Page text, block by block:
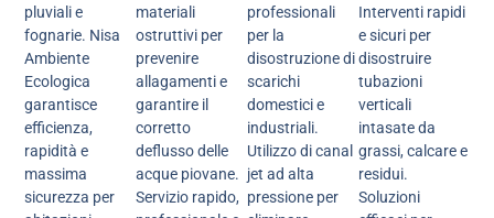
pluviali e
fognarie. Nisa
Ambiente
Ecologica
garantisce
efficienza,
rapidità e
massima
sicurezza per
materiali
ostruttivi per
prevenire
allagamenti e
garantire il
corretto
deflusso delle
acque piovane.
Servizio rapido,
professionali
per la
disostruzione di
scarichi
domestici e
industriali.
Utilizzo di canal
jet ad alta
pressione per
Interventi rapidi
e sicuri per
disostruire
tubazioni
verticali
intasate da
grassi, calcare e
residui.
Soluzioni